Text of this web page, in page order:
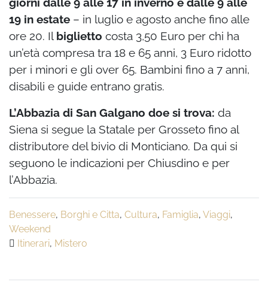
19 in estate – in luglio e agosto anche fino alle
ore 20. Il biglietto costa 3,50 Euro per chi ha
un’età compresa tra 18 e 65 anni, 3 Euro ridotto
per i minori e gli over 65. Bambini fino a 7 anni,
disabili e guide entrano gratis.
L’Abbazia di San Galgano doe si trova: da
Siena si segue la Statale per Grosseto fino al
distributore del bivio di Monticiano. Da qui si
seguono le indicazioni per Chiusdino e per
l’Abbazia.
Benessere, Borghi e Citta, Cultura, Famiglia, Viaggi,
Weekend
Itinerari, Mistero